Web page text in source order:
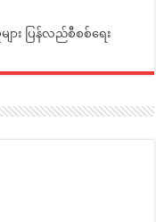
ား ပြန်လည်စီစစ်ရေး